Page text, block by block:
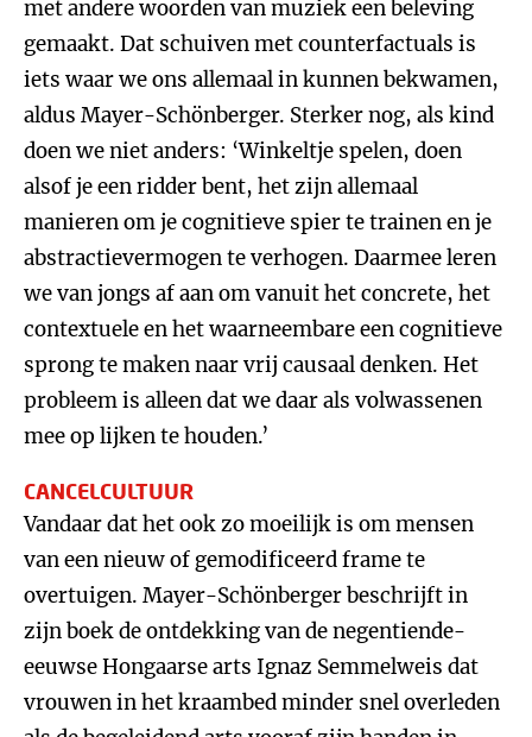
met andere woorden van muziek een beleving
gemaakt. Dat schuiven met counterfactuals is
iets waar we ons allemaal in kunnen bekwamen,
aldus Mayer-Schönberger. Sterker nog, als kind
doen we niet anders: ‘Winkeltje spelen, doen
alsof je een ridder bent, het zijn allemaal
manieren om je cognitieve spier te trainen en je
abstractievermogen te verhogen. Daarmee leren
we van jongs af aan om vanuit het concrete, het
contextuele en het waarneembare een cognitieve
sprong te maken naar vrij causaal denken. Het
probleem is alleen dat we daar als volwassenen
mee op lijken te houden.’
CANCELCULTUUR
Vandaar dat het ook zo moeilijk is om mensen
van een nieuw of gemodificeerd frame te
overtuigen. Mayer-Schönberger beschrijft in
zijn boek de ontdekking van de negentiende-
eeuwse Hongaarse arts Ignaz Semmelweis dat
vrouwen in het kraambed minder snel overleden